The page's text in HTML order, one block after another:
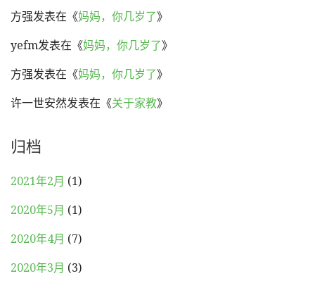
方强发表在《妈妈，你几岁了》
yefm发表在《妈妈，你几岁了》
方强发表在《妈妈，你几岁了》
许一世安然发表在《关于家教》
归档
2021年2月 (1)
2020年5月 (1)
2020年4月 (7)
2020年3月 (3)